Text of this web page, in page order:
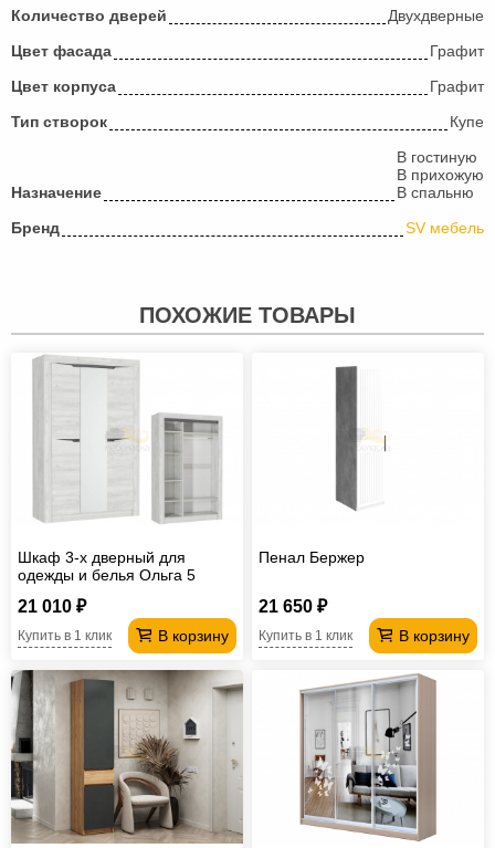
Количество дверей
Двухдверные
Цвет фасада
Графит
Цвет корпуса
Графит
Тип створок
Купе
Назначение
В гостиную
В прихожую
В спальню
Бренд
SV мебель
ПОХОЖИЕ ТОВАРЫ
Шкаф 3-х дверный для
одежды и белья Ольга 5
21 010 ₽
В корзину
Купить в 1 клик
Пенал Бержер
21 650 ₽
В корзину
Купить в 1 клик